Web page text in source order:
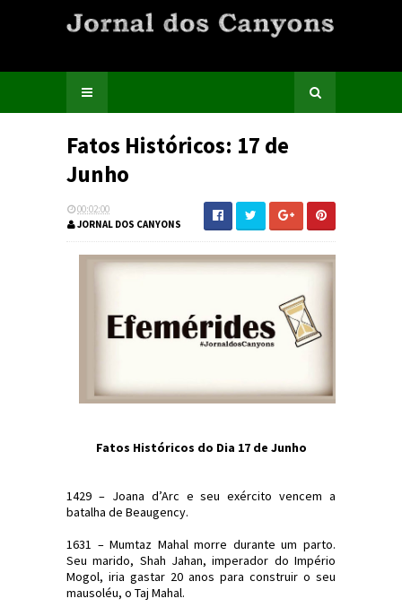
Fatos Históricos: 17 de
Junho
00:02:00
JORNAL DOS CANYONS
Fatos Históricos do Dia 17 de Junho
1429 – Joana d’Arc e seu exército vencem a
batalha de Beaugency.
1631 – Mumtaz Mahal morre durante um parto.
Seu marido, Shah Jahan, imperador do Império
Mogol, iria gastar 20 anos para construir o seu
mausoléu, o Taj Mahal.